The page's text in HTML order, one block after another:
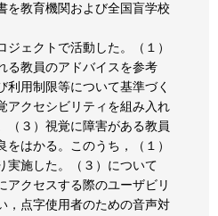
を教育機関および全国盲学校
ェクトで活動した。（１）
る教員のアドバイスを参考
利用制限等について基準づく
アクセシビリティを組み入れ
（３）視覚に障害がある教員
はかる。このうち，（１）
実施した。（３）について
アクセスする際のユーザビリ
，点字使用者のための音声対